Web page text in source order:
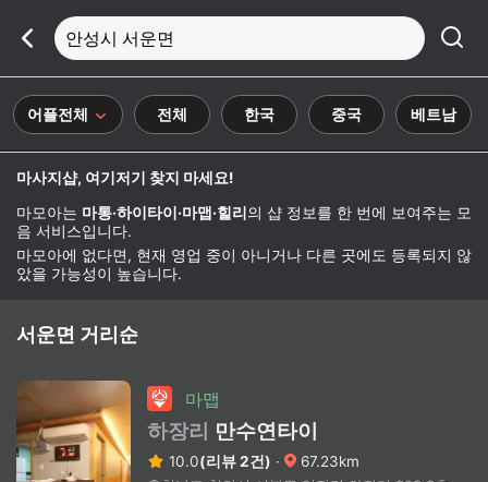
안성시 서운면
어플전체 전체 한국 중국 베트남
마사지샵, 여기저기 찾지 마세요!
마모아는 마통·하이타이·마맵·힐리 의 샵 정보를 한 번에 보여주는 모
음 서비스입니다.
마모아에 없다면, 현재 영업 중이 아니거나 다른 곳에도 등록되지 않
았을 가능성이 높습니다.
서운면 거리순
마맵
하장리 만수연타이
10.0(리뷰 2건) · 67.23km